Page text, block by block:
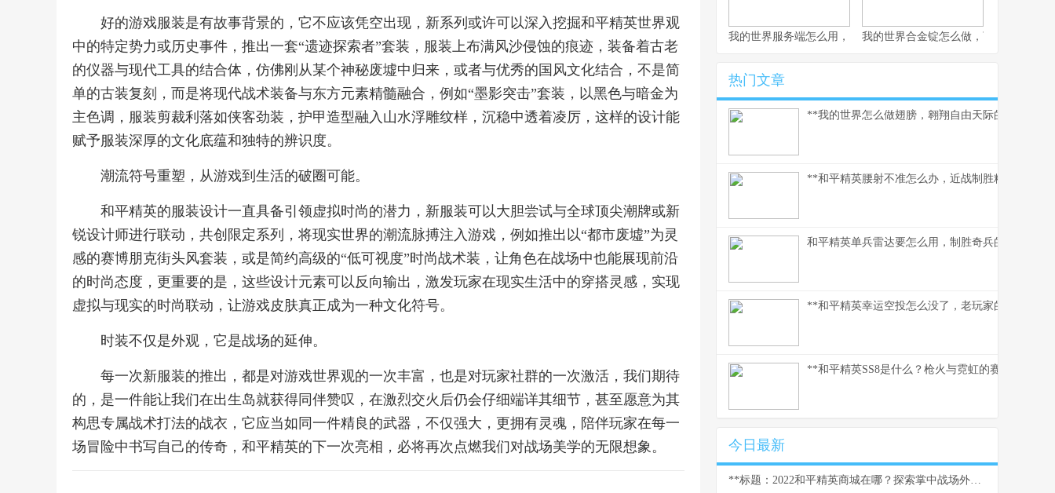
好的游戏服装是有故事背景的，它不应该凭空出现，新系列或许可以深入挖掘和平精英世界观
中的特定势力或历史事件，推出一套“遗迹探索者”套装，服装上布满风沙侵蚀的痕迹，装备着古老
的仪器与现代工具的结合体，仿佛刚从某个神秘废墟中归来，或者与优秀的国风文化结合，不是简
单的古装复刻，而是将现代战术装备与东方元素精髓融合，例如“墨影突击”套装，以黑色与暗金为
主色调，服装剪裁利落如侠客劲装，护甲造型融入山水浮雕纹样，沉稳中透着凌厉，这样的设计能
赋予服装深厚的文化底蕴和独特的辨识度。
潮流符号重塑，从游戏到生活的破圈可能。
和平精英的服装设计一直具备引领虚拟时尚的潜力，新服装可以大胆尝试与全球顶尖潮牌或新
锐设计师进行联动，共创限定系列，将现实世界的潮流脉搏注入游戏，例如推出以“都市废墟”为灵
感的赛博朋克街头风套装，或是简约高级的“低可视度”时尚战术装，让角色在战场中也能展现前沿
的时尚态度，更重要的是，这些设计元素可以反向输出，激发玩家在现实生活中的穿搭灵感，实现
虚拟与现实的时尚联动，让游戏皮肤真正成为一种文化符号。
时装不仅是外观，它是战场的延伸。
每一次新服装的推出，都是对游戏世界观的一次丰富，也是对玩家社群的一次激活，我们期待
的，是一件能让我们在出生岛就获得同伴赞叹，在激烈交火后仍会仔细端详其细节，甚至愿意为其
构思专属战术打法的战衣，它应当如同一件精良的武器，不仅强大，更拥有灵魂，陪伴玩家在每一
场冒险中书写自己的传奇，和平精英的下一次亮相，必将再次点燃我们对战场美学的无限想象。
我的世界服务端怎么用，资深玩家实践指南我的世界合金锭怎么做，下界合金装备
热门文章
**我的世界怎么做翅膀，翱翔自由天际的必备指南
**和平精英腰射不准怎么办，近战制胜精准度提升
和平精英单兵雷达要怎么用，制胜奇兵的信号艺术
**和平精英幸运空投怎么没了，老玩家的深度分析
**和平精英SS8是什么？枪火与霓虹的赛季回想**
今日最新
**标题：2022和平精英商城在哪？探索掌中战场外的军备仓库**